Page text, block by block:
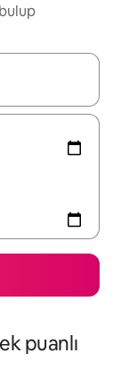
oklarıyla
puanlı